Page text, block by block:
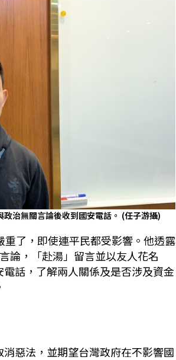
治無關言論後收到國安電話。 (任子游攝)
重了，即使連平民都受影響。他透露
論，「赴湯」留言並以友人花名
電話，了解兩人關係及是否涉及資金
惡法，並期望台灣政府在不影響國